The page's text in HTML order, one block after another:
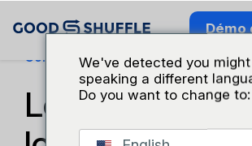
Démo
Connaissance Du Secteur
Les pièges à
We've detected you
speaking a different
Do you want to change to: